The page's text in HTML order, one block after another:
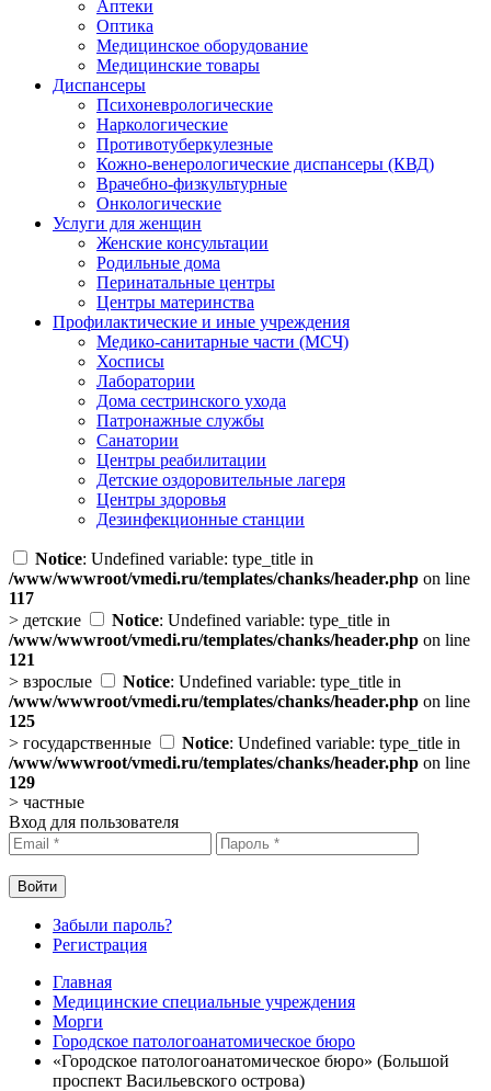
Аптеки
Оптика
Медицинское оборудование
Медицинские товары
Диспансеры
Психоневрологические
Наркологические
Противотуберкулезные
Кожно-венерологические диспансеры (КВД)
Врачебно-физкультурные
Онкологические
Услуги для женщин
Женские консультации
Родильные дома
Перинатальные центры
Центры материнства
Профилактические и иные учреждения
Медико-санитарные части (МСЧ)
Хосписы
Лаборатории
Дома сестринского ухода
Патронажные службы
Санатории
Центры реабилитации
Детские оздоровительные лагеря
Центры здоровья
Дезинфекционные станции
Notice: Undefined variable: type_title in
/www/wwwroot/vmedi.ru/templates/chanks/header.php on line
117
> детские Notice: Undefined variable: type_title in
/www/wwwroot/vmedi.ru/templates/chanks/header.php on line
121
> взрослые Notice: Undefined variable: type_title in
/www/wwwroot/vmedi.ru/templates/chanks/header.php on line
125
> государственные Notice: Undefined variable: type_title in
/www/wwwroot/vmedi.ru/templates/chanks/header.php on line
129
> частные
Вход для пользователя
Забыли пароль?
Регистрация
Главная
Медицинские специальные учреждения
Морги
Городское патологоанатомическое бюро
«Городское патологоанатомическое бюро» (Большой
проспект Васильевского острова)